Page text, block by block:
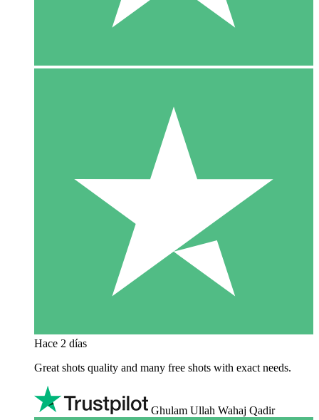
Hace 2 días
Great shots quality and many free shots with exact needs.
Ghulam Ullah Wahaj Qadir